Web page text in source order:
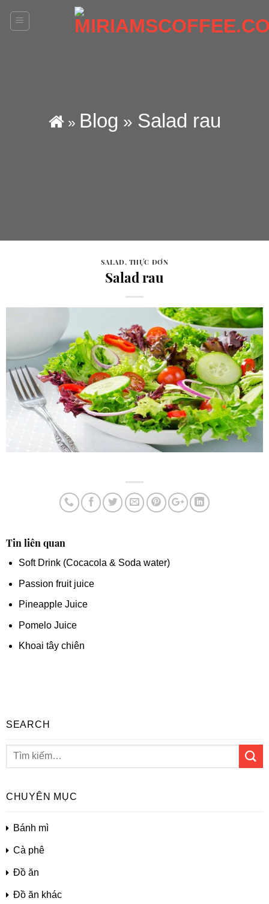
» Blog » Salad rau
SALAD, THỰC ĐƠN
Salad rau
Tin liên quan
Soft Drink (Cocacola & Soda water)
Passion fruit juice
Pineapple Juice
Pomelo Juice
Khoai tây chiên
SEARCH
CHUYÊN MỤC
Bánh mì
Cà phê
Đồ ăn
Đồ ăn khác